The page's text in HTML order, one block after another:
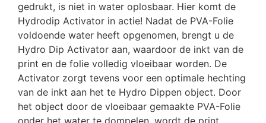
gedrukt, is niet in water oplosbaar. Hier komt de
Hydrodip Activator in actie! Nadat de PVA-Folie
voldoende water heeft opgenomen, brengt u de
Hydro Dip Activator aan, waardoor de inkt van de
print en de folie volledig vloeibaar worden. De
Activator zorgt tevens voor een optimale hechting
van de inkt aan het te Hydro Dippen object. Door
het object door de vloeibaar gemaakte PVA-Folie